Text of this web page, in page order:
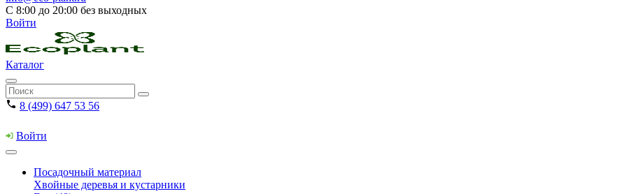
С 8:00 до 20:00 без выходных
Войти
Каталог
8 (499) 647 53 56
Войти
Посадочный материал
Хвойные деревья и кустарники